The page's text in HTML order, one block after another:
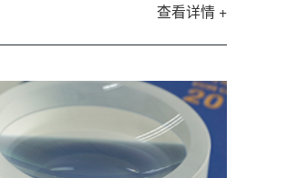
查看详情 +